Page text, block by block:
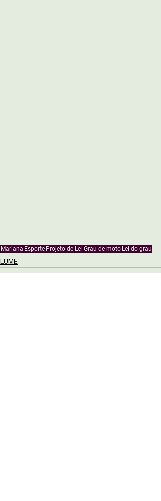
Mariana Esporte Projeto de Lei Grau de moto Lei do grau
LUME